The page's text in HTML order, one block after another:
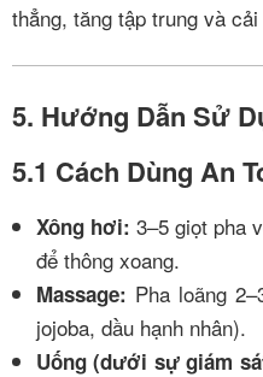
thẳng, tăng tập trung và
5. Hướng Dẫn Sử
5.1 Cách Dùng An
Xông hơi: 3–5 giọt pha
để thông xoang.
Massage: Pha loãng
jojoba, dầu hạnh nhân).
Uống (dưới sự giám